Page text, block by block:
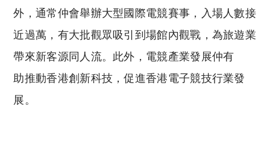
外，通常仲會舉辦大型國際電競賽事，入場人數接
近過萬，有大批觀眾吸引到場館內觀戰，為旅遊業
帶來新客源同人流。此外，電競產業發展仲有
助推動香港創新科技，促進香港電子競技行業發
展。